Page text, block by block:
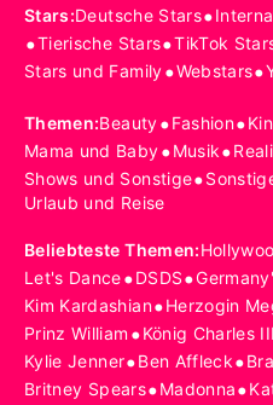
Stars:Deutsche Stars•
•Tierische Stars•TikTok
Stars und Family•Webstars•
Themen:Beauty•Fashion•
Mama und Baby•Musik•
Shows und Sonstige•
Urlaub und Reise
Beliebteste Themen:
Let's Dance•DSDS•
Kim Kardashian•Herzogin
Prinz William •König Charles III
Kylie Jenner•Ben Affleck•
Britney Spears•Madonna•